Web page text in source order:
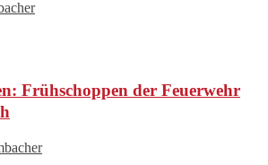
Frühschoppen der Feuerwehr